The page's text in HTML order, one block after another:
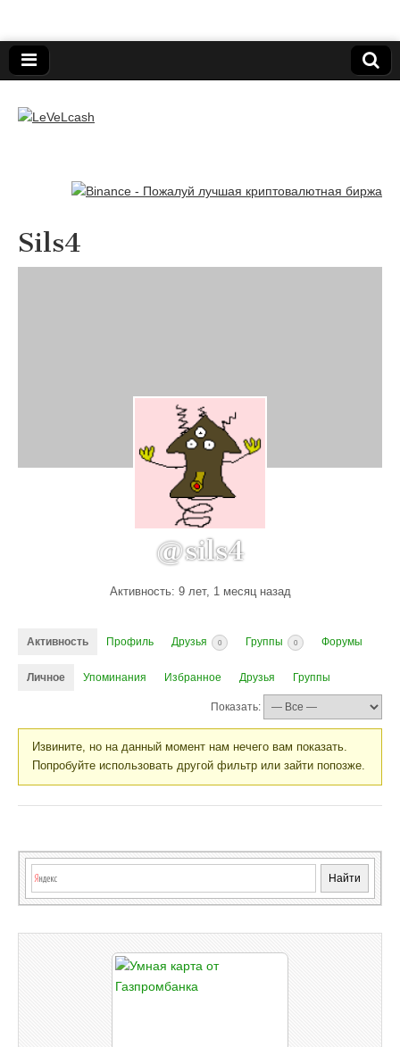
LeVeLcash
Sils4
@sils4
Активность: 9 лет, 1 месяц назад
Активность Профиль Друзья 0 Группы 0 Форумы
Личное Упоминания Избранное Друзья Группы
Показать:
Извините, но на данный момент нам нечего вам показать.
Попробуйте использовать другой фильтр или зайти попозже.